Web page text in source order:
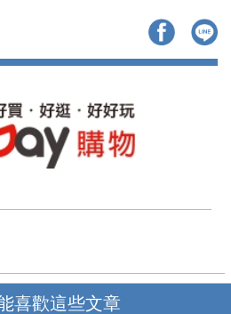
喜歡這些文章